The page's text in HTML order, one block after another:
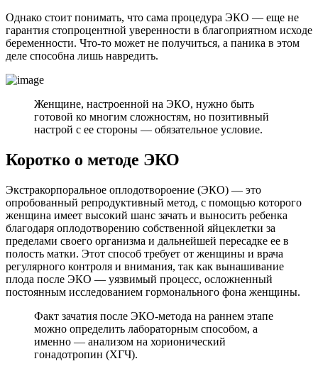
Однако стоит понимать, что сама процедура ЭКО — еще не
гарантия стопроцентной уверенности в благоприятном исходе
беременности. Что-то может не получиться, а паника в этом
деле способна лишь навредить.
Женщине, настроенной на ЭКО, нужно быть
готовой ко многим сложностям, но позитивный
настрой с ее стороны — обязательное условие.
Коротко о методе ЭКО
Экстракорпоральное оплодотвороение (ЭКО) — это
опробованный репродуктивный метод, с помощью которого
женщина имеет высокий шанс зачать и выносить ребенка
благодаря оплодотворению собственной яйцеклетки за
пределами своего организма и дальнейшей пересадке ее в
полость матки. Этот способ требует от женщины и врача
регулярного контроля и внимания, так как вынашивание
плода после ЭКО — уязвимый процесс, осложненный
постоянным исследованием гормонального фона женщины.
Факт зачатия после ЭКО-метода на раннем этапе
можно определить лабораторным способом, а
именно — анализом на хорионический
гонадотропин (ХГЧ).